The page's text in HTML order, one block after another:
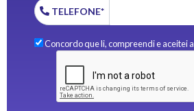
TELEFONE*
Concordo que li, compreendi e aceitei a